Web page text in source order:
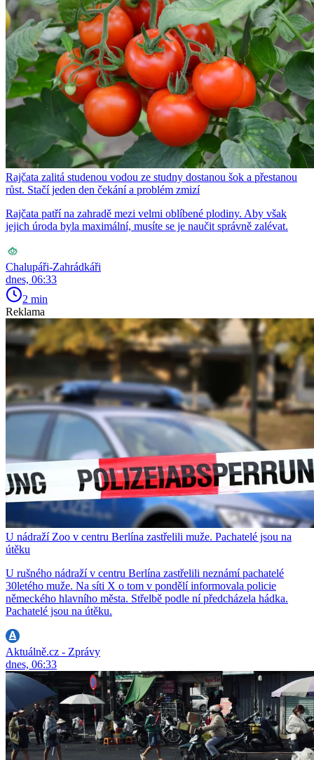
Rajčata zalitá studenou vodou ze studny dostanou šok a přestanou
růst. Stačí jeden den čekání a problém zmizí
Rajčata patří na zahradě mezi velmi oblíbené plodiny. Aby však
jejich úroda byla maximální, musíte se je naučit správně zalévat.
Chalupáři-Zahrádkáři
dnes, 06:33
2 min
Reklama
U nádraží Zoo v centru Berlína zastřelili muže. Pachatelé jsou na
útěku
U rušného nádraží v centru Berlína zastřelili neznámí pachatelé
30letého muže. Na síti X o tom v pondělí informovala policie
německého hlavního města. Střelbě podle ní předcházela hádka.
Pachatelé jsou na útěku.
Aktuálně.cz - Zprávy
dnes, 06:33